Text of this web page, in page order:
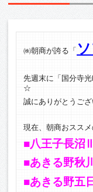
㈱朝商が誇る「
先週末に「国分寺
☆
誠にありがとうござ
現在、朝商おスス
■八王子長沼
■あきる野秋川
■あきる野五